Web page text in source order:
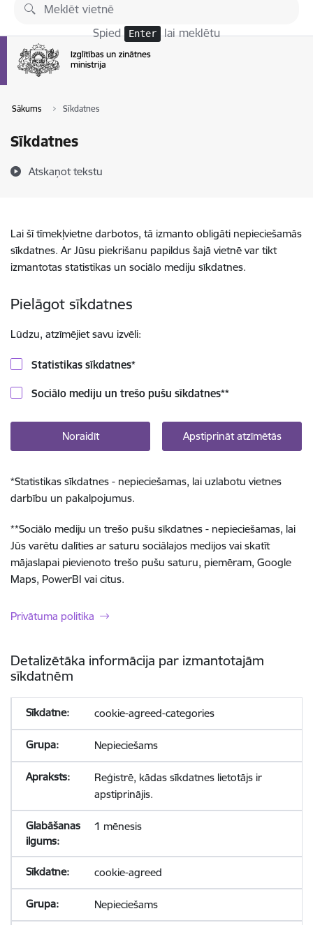
Pāriet uz lapas saturu
Spied Enter lai meklētu
Sākums Sīkdatnes
Sīkdatnes
Atskaņot tekstu
Lai šī tīmekļvietne darbotos, tā izmanto obligāti nepieciešamās
sīkdatnes. Ar Jūsu piekrišanu papildus šajā vietnē var tikt
izmantotas statistikas un sociālo mediju sīkdatnes.
Pielāgot sīkdatnes
Lūdzu, atzīmējiet savu izvēli:
Statistikas sīkdatnes*
Sociālo mediju un trešo pušu sīkdatnes**
Noraidīt Apstiprināt atzīmētās
*Statistikas sīkdatnes - nepieciešamas, lai uzlabotu vietnes
darbību un pakalpojumus.
**Sociālo mediju un trešo pušu sīkdatnes - nepieciešamas, lai
Jūs varētu dalīties ar saturu sociālajos medijos vai skatīt
mājaslapai pievienoto trešo pušu saturu, piemēram, Google
Maps, PowerBI vai citus.
Privātuma politika
Detalizētāka informācija par izmantotajām
sīkdatnēm
cookie-agreed-categories
Nepieciešams
Reģistrē, kādas sīkdatnes lietotājs ir
apstiprinājis.
1 mēnesis
cookie-agreed
Nepieciešams